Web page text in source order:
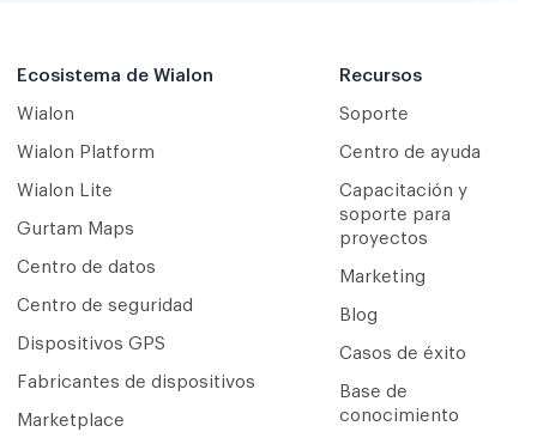
Ecosistema de Wialon
Wialon
Wialon Platform
Wialon Lite
Gurtam Maps
Centro de datos
Centro de seguridad
Dispositivos GPS
Fabricantes de dispositivos
Marketplace
Recursos
Soporte
Centro de ayuda
Capacitación y
soporte para
proyectos
Marketing
Blog
Casos de éxito
Base de
conocimiento